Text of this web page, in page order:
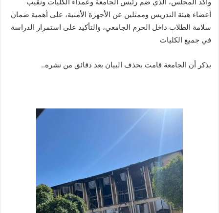
أعضاء هيئة التدريس وممثلين عن الأجهزة الأمنية، على أهمية ضمان
سلامة الطلاب داخل الحرم الجامعي، والتأكيد على استمرار الدراسة
في جميع الكليات
يذكر أن الجامعة قامت بحذف البيان بعد دقائق من نشره..